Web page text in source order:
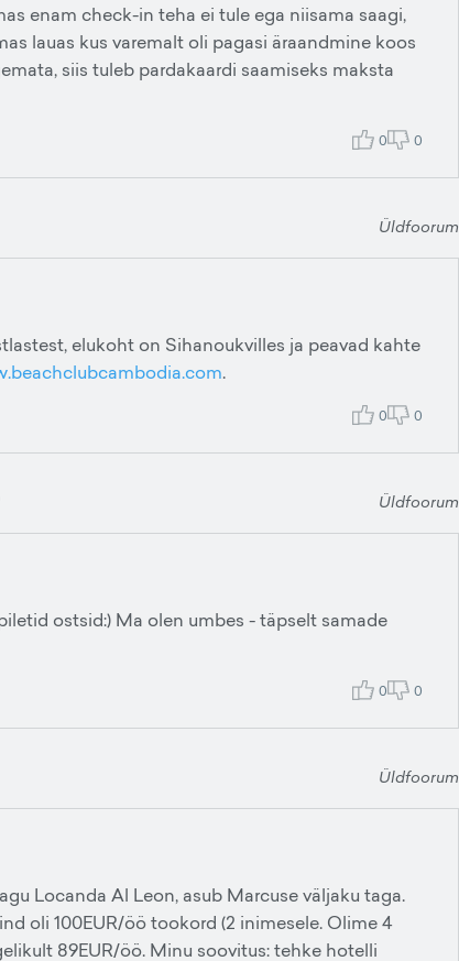
enam check-in teha ei tule ega niisama saagi,
lauas kus varemalt oli pagasi äraandmine koos
siis tuleb pardakaardi saamiseks maksta
0 0
Üldfoorum
elukoht on Sihanoukvilles ja peavad kahte
.
0 0
Üldfoorum
ostsid:) Ma olen umbes - täpselt samade
0 0
Üldfoorum
Locanda Al Leon, asub Marcuse väljaku taga.
oli 100EUR/öö tookord (2 inimesele. Olime 4
89EUR/öö. Minu soovitus: tehke hotelli